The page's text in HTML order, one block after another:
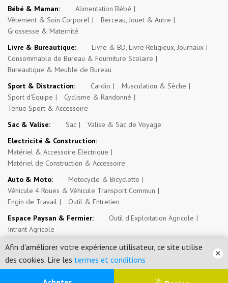
Afin d'améliorer votre expérience utilisateur, ce site utilise
des cookies. Lire les termes et conditions
Bébé & Maman:
Alimentation Bébé
Vêtement & Soin Corporel
Berceau, Jouet & Autre
Grossesse & Maternité
Livre & Bureautique:
Livre & BD, Livre Religieux, Journaux
Consommable de Bureau & Fourniture Scolaire
Bureautique & Meuble de Bureau
Sport & Distraction:
Cardio
Musculation & Sèche
Sport d'Equipe
Cyclisme & Randonné
Tenue Sport & Accessoire
Sac & Valise:
Sac
Valise & Sac de Voyage
Electricité & Construction:
Matériel & Accessoire Electrique
Matériel de Construction & Accessoire
Auto & Moto:
Motocycle & Bicyclette
Véhicule 4 Roues & Véhicule Transport Commun
Engin de Travail
Outil & Entretien
Espace Paysan & Fermier:
Outil d'Exploitation Agricole
Intrant Agricole
Evénement, Opportunité & Autres Annonces:
Evénement
Emploi, Stage & Bourse
Immobilier